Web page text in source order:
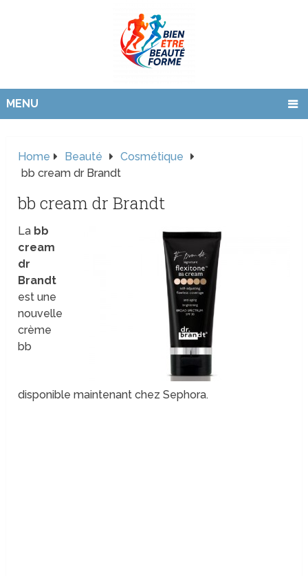
MENU
Home Beauté
Cosmétique
bb cream dr Brandt
bb cream dr Brandt
La bb
cream
dr
Brandt
est une
nouvelle
crème
bb
disponible maintenant chez Sephora.